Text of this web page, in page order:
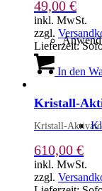
49,00 €
inkl. MwSt.
zzgl.
Lieferzeit:
In den
Kristall-
Kristall-
610,00 €
inkl. MwSt.
zzgl.